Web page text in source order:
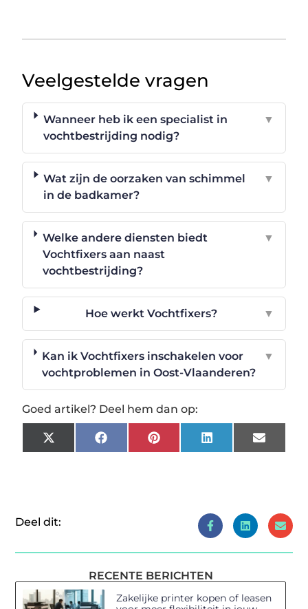
Veelgestelde vragen
Wanneer heb ik een specialist in
vochtbestrijding nodig?
▼
Wat zijn de oorzaken van schimmel
in de badkamer?
▼
Welke andere diensten biedt
Vochtfixers aan naast
vochtbestrijding?
▼
Hoe werkt Vochtfixers? ▼
Kan ik Vochtfixers inschakelen voor
vochtproblemen in Oost-Vlaanderen?
▼
Goed artikel? Deel hem dan op:
X
(Twitter)
FacebookPinterestLinkedInEmail
Deel dit:
RECENTE BERICHTEN
Zakelijke printer kopen of leasen